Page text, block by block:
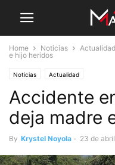
Home Noticias Actualidad
e hijo heridos
Noticias Actualidad
Accidente
deja madre
By Krystel Noyola - 23 de